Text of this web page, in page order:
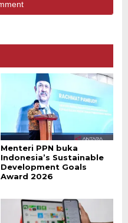
Menteri PPN buka
Indonesia’s Sustainable
Development Goals
Award 2026